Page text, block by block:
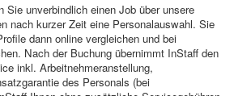
Sie unverbindlich einen Job über unsere
nach kurzer Zeit eine Personalauswahl. Sie
dann online vergleichen und bei
Nach der Buchung übernimmt InStaff den
inkl. Arbeitnehmeranstellung,
des Personals (bei